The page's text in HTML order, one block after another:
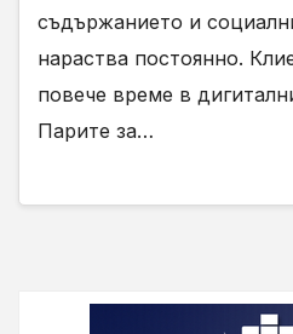
съдържанието и
нараства постоянно.
повече време в
Парите за…